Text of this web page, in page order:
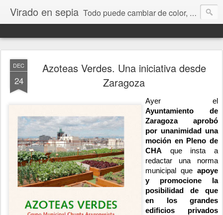
Virado en sepia Todo puede cambiar de color, depende de nosotros y de nuestra capacidad para aprender a mirar. Hablamos de sociedad, economía, empresa, política, RRHH, formación. De Historia reciente, de educación y de temas sociales.
DEC
24
Azoteas Verdes. Una iniciativa desde
Zaragoza
Ayer el
Ayuntamiento de
Zaragoza aprobó
por unanimidad una
moción en Pleno de
CHA que insta a
redactar una norma
municipal que apoye
y promocione la
posibilidad de que
en los grandes
edificios privados